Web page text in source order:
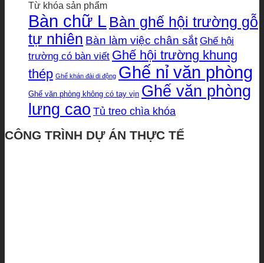
Từ khóa sản phẩm
Bàn chữ L Bàn ghế hội trường gỗ
tự nhiên Bàn làm việc chân sắt Ghế hội
trường có bàn viết Ghế hội trường khung
thép Ghế khán đài di động Ghế nỉ văn phòng
Ghế văn phòng không có tay vịn Ghế văn phòng
lưng cao Tủ treo chìa khóa
CÔNG TRÌNH DỰ ÁN THỰC TẾ